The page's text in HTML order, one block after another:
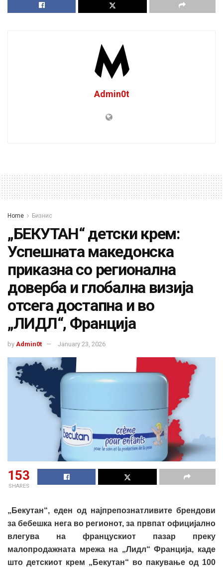
Admin0t
Home Бизнис
„БЕКУТАН“ детски крем:
Успешната македонска
приказна со регионална
доверба и глобална визија
отсега достапна и во
„ЛИДЛ“, Франција
by Admin0t January 23, 2026
153
SHARES
„Бекутан“, еден од најпрепознатливите брендови
за бебешка нега во регионот, за првпат официјално
влегува на францускиот пазар преку
малопродажната мрежа на „Лидл“ Франција, каде
што детскиот крем „Бекутан“ во пакување од 100